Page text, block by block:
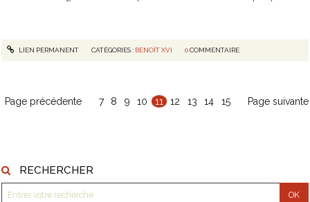
RECHERCHER
LIEN PERMANENT CATÉGORIES : BENOÎT XVI 0COMMENTAIRE
Page précédente 7 8 9 10 11 12 13 14 15 Page suivante